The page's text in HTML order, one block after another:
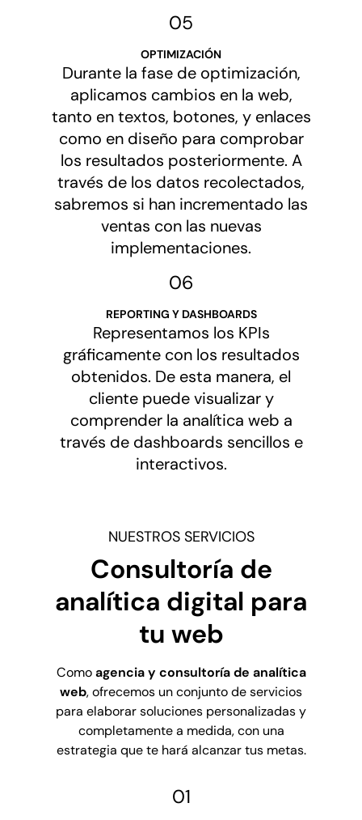
05
OPTIMIZACIÓN
Durante la fase de optimización,
aplicamos cambios en la web,
tanto en textos, botones, y enlaces
como en diseño para comprobar
los resultados posteriormente. A
través de los datos recolectados,
sabremos si han incrementado las
ventas con las nuevas
implementaciones.
06
REPORTING Y DASHBOARDS
Representamos los KPIs
gráficamente con los resultados
obtenidos. De esta manera, el
cliente puede visualizar y
comprender la analítica web a
través de dashboards sencillos e
interactivos.
NUESTROS SERVICIOS
Consultoría de
analítica digital para
tu web
Comoagencia y consultoría de analítica
web, ofrecemos un conjunto de servicios
para elaborar soluciones personalizadas y
completamente a medida, con una
estrategia que te hará alcanzar tus metas.
01